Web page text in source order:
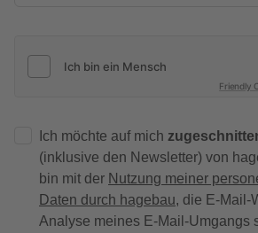
Friendly
Ich möchte auf mich
(inklusive den Newsletter) von
bin mit der Nutzung meiner
Daten durch hagebau, die E-Mail-
Analyse meines E-Mail-Umgangs